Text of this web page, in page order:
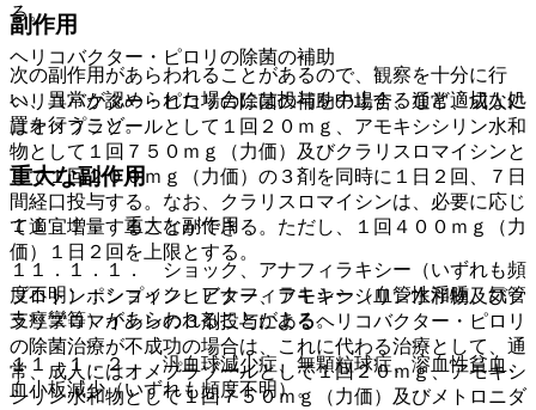
副作用
次の副作用があらわれることがあるので、観察を十分に行
い、異常が認められた場合には投与を中止するなど適切な処
置を行うこと。
重大な副作用
１１．１． 重大な副作用
１１．１．１． ショック、アナフィラキシー（いずれも頻
度不明）：ショック、アナフィラキシー（血管性浮腫、気管
支痙攣等）があらわれることがある。
１１．１．２． 汎血球減少症、無顆粒球症、溶血性貧血、
血小板減少（いずれも頻度不明）。
る。
ヘリコバクター・ピロリの除菌の補助
ヘリコバクター・ピロリの除菌の補助の場合、通常、成人に
はオメプラゾールとして１回２０ｍｇ、アモキシシリン水和
物として１回７５０ｍｇ（力価）及びクラリスロマイシンと
して１回２００ｍｇ（力価）の３剤を同時に１日２回、７日
間経口投与する。なお、クラリスロマイシンは、必要に応じ
て適宜増量することができる。ただし、１回４００ｍｇ（力
価）１日２回を上限とする。
プロトンポンプインヒビター、アモキシシリン水和物及びク
ラリスロマイシンの３剤投与によるヘリコバクター・ピロリ
の除菌治療が不成功の場合は、これに代わる治療として、通
常、成人にはオメプラゾールとして１回２０ｍｇ、アモキシ
シリン水和物として１回７５０ｍｇ（力価）及びメトロニダ